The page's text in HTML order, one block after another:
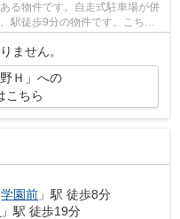
る物件です。自走式駐車場が併
駅徒歩9分の物件です。こちら
ません。
Ｈ」への
こちら
学園前 」駅 徒歩8分
」駅 徒歩19分